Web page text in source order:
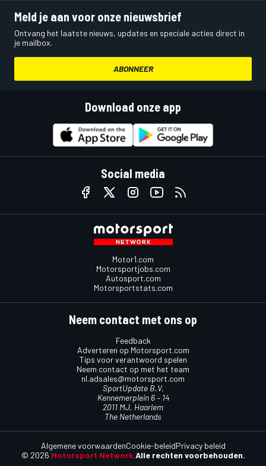
Meld je aan voor onze nieuwsbrief
Ontvang het laatste nieuws, updates en speciale acties direct in
je mailbox.
ABONNEER
Download onze app
Social media
Motor1.com
Motorsportjobs.com
Autosport.com
Motorsportstats.com
Neem contact met ons op
Feedback
Adverteren op Motorsport.com
Tips voor verantwoord spelen
Neem contact op met het team
nl.adsales@motorsport.com
SportUpdate B.V.
Kennemerplein 6 – 14
2011 MJ, Haarlem
The Netherlands
© 2026 Motorsport Network Alle rechten voorbehouden.
Algemene voorwaardenCookie-beleidPrivacy beleid